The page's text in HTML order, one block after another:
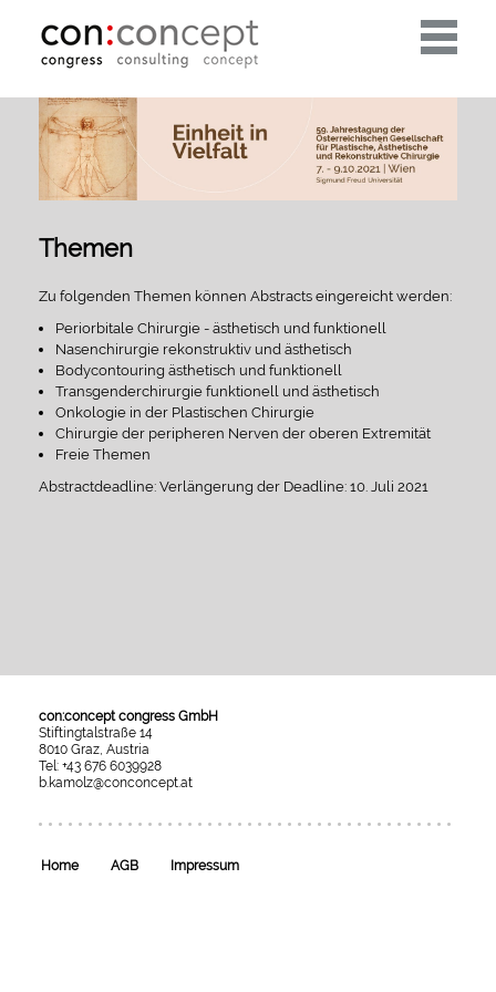
Toggle
Themen
Zu folgenden Themen können Abstracts eingereicht werden:
Periorbitale Chirurgie - ästhetisch und funktionell
Nasenchirurgie rekonstruktiv und ästhetisch
Bodycontouring ästhetisch und funktionell
Transgenderchirurgie funktionell und ästhetisch
Onkologie in der Plastischen Chirurgie
Chirurgie der peripheren Nerven der oberen Extremität
Freie Themen
Abstractdeadline: Verlängerung der Deadline: 10. Juli 2021
con:concept congress GmbH
Stiftingtalstraße 14
8010 Graz, Austria
Tel: +43 676 6039928
b.kamolz@conconcept.at
esraSoft
esraCMS
Home AGB Impressum